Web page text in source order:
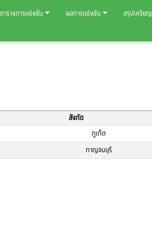
ตารางการแข่งขัน ผลการแข่งขัน สรุปเหรียญ
สังกัด
ภูเก็ต
กาญจนบุรี